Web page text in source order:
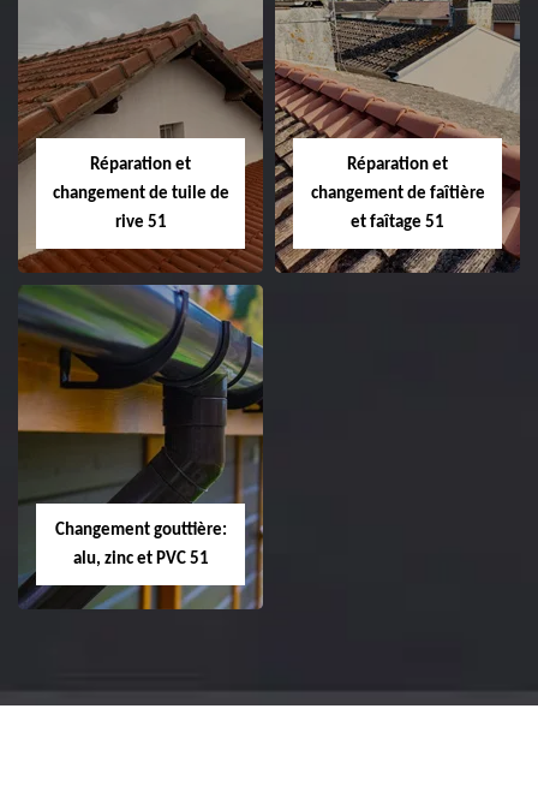
Peinture sur tuile
et toiture 51
Marne
Changement de
toiture 51
Réparation et
changement de tuile de
rive 51
Réparation et
changement de
tuile de rive 51
Réparation et
changement de faîtière
et faîtage 51
Changement gouttière:
alu, zinc et PVC 51